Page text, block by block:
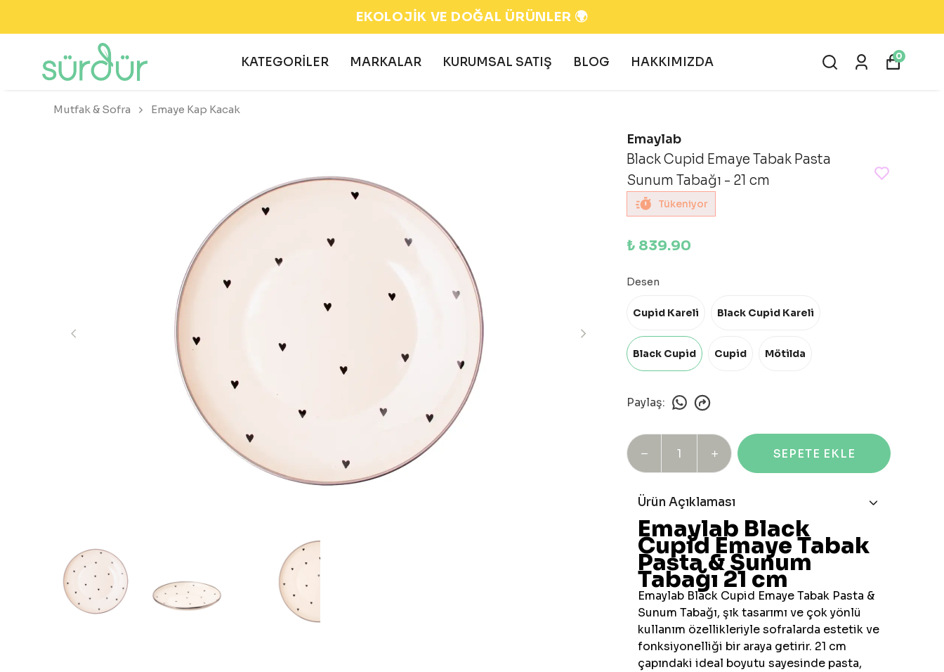
EKOLOJİK VE DOĞAL ÜRÜNLER 🌍
KATEGORİLER MARKALAR KURUMSAL SATIŞ BLOG HAKKIMIZDA 0
Mutfak & Sofra Emaye Kap Kacak
Emaylab
Black Cupid Emaye Tabak Pasta
Sunum Tabağı - 21 cm
Tükeniyor
₺ 839.90
Desen
Cupid Kareli Black Cupid Kareli
Black Cupid Cupid Mötilda
Paylaş:
SEPETE EKLE
Ürün Açıklaması
Emaylab Black
Cupid Emaye Tabak
Pasta & Sunum
Tabağı 21 cm
Emaylab Black Cupid Emaye Tabak Pasta &
Sunum Tabağı, şık tasarımı ve çok yönlü
kullanım özellikleriyle sofralarda estetik ve
fonksiyonelliği bir araya getirir. 21 cm
çapındaki ideal boyutu sayesinde pasta,